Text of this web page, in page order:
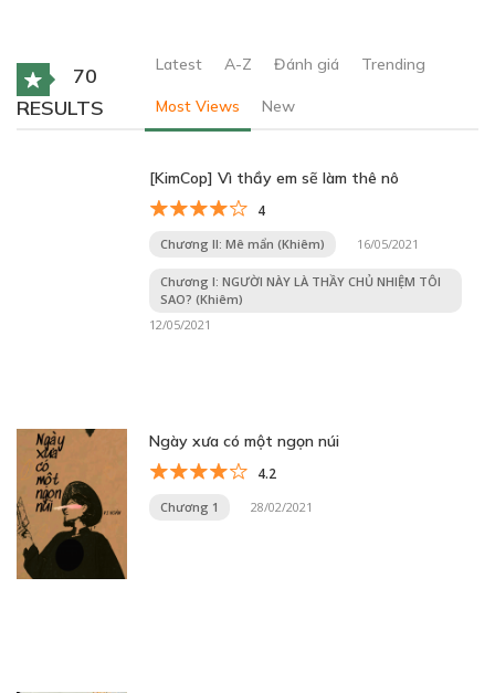
70
RESULTS
Latest A-Z Đánh giá Trending
Most Views New
[KimCop] Vì thầy em sẽ làm thê nô
4
Chương II: Mê mẩn (Khiêm) 16/05/2021
Chương I: NGƯỜI NÀY LÀ THẦY CHỦ NHIỆM TÔI
SAO? (Khiêm)
12/05/2021
Ngày xưa có một ngọn núi
4.2
Chương 1 28/02/2021